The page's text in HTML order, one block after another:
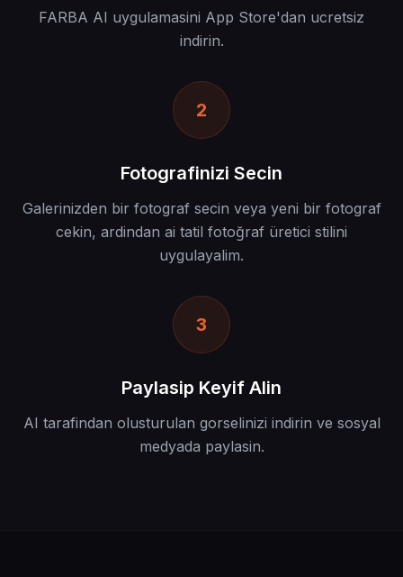
FARBA AI uygulamasini App Store'dan ucretsiz
indirin.
2
Fotografinizi Secin
Galerinizden bir fotograf secin veya yeni bir fotograf
cekin, ardindan ai tatil fotoğraf üretici stilini
uygulayalim.
3
Paylasip Keyif Alin
AI tarafindan olusturulan gorselinizi indirin ve sosyal
medyada paylasin.